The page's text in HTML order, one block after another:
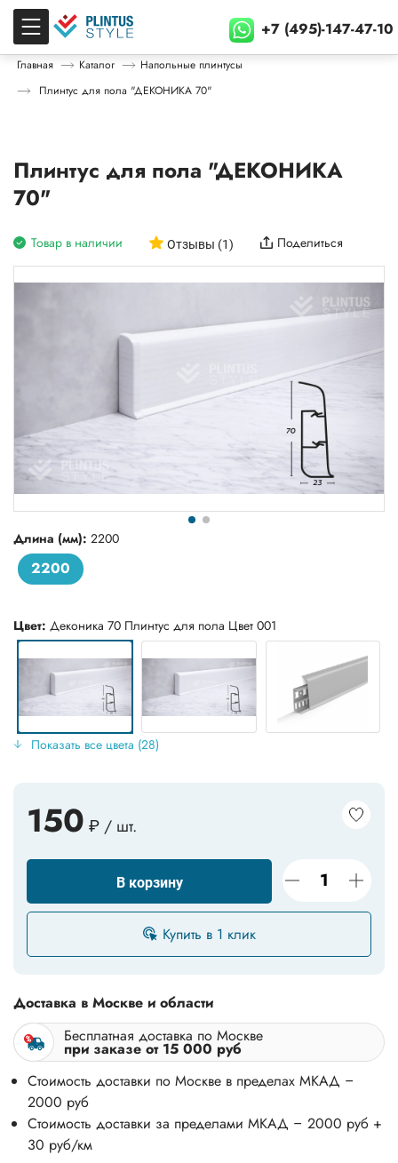
+7 (495)-147-47-10
Главная Каталог
Напольные плинтусы
Плинтус для пола "ДЕКОНИКА 70"
Плинтус для пола "ДЕКОНИКА
70"
Товар в наличии Отзывы (1) Поделиться
Длина (мм): 2200
2200
Цвет: Деконика 70 Плинтус для пола Цвет 001
Показать все цвета (28)
150 ₽ / шт.
В корзину
Купить в 1 клик
Доставка в Москве и области
Бесплатная доставка по Москве
при заказе от 15 000 руб
Стоимость доставки по Москве в пределах МКАД –
2000 руб
Стоимость доставки за пределами МКАД – 2000 руб +
30 руб/км